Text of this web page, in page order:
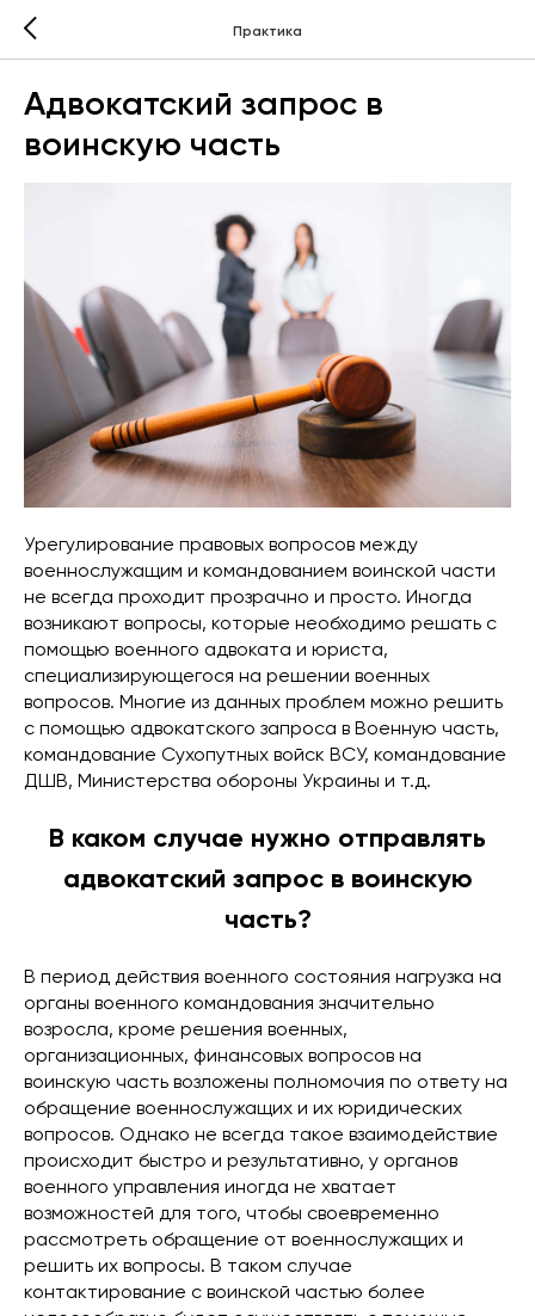
Практика
Адвокатский запрос в
воинскую часть
Урегулирование правовых вопросов между
военнослужащим и командованием воинской части
не всегда проходит прозрачно и просто. Иногда
возникают вопросы, которые необходимо решать с
помощью военного адвоката и юриста,
специализирующегося на решении военных
вопросов. Многие из данных проблем можно решить
с помощью адвокатского запроса в Военную часть,
командование Сухопутных войск ВСУ, командование
ДШВ, Министерства обороны Украины и т.д.
В каком случае нужно отправлять
адвокатский запрос в воинскую
часть?
В период действия военного состояния нагрузка на
органы военного командования значительно
возросла, кроме решения военных,
организационных, финансовых вопросов на
воинскую часть возложены полномочия по ответу на
обращение военнослужащих и их юридических
вопросов. Однако не всегда такое взаимодействие
происходит быстро и результативно, у органов
военного управления иногда не хватает
возможностей для того, чтобы своевременно
рассмотреть обращение от военнослужащих и
решить их вопросы. В таком случае
контактирование с воинской частью более